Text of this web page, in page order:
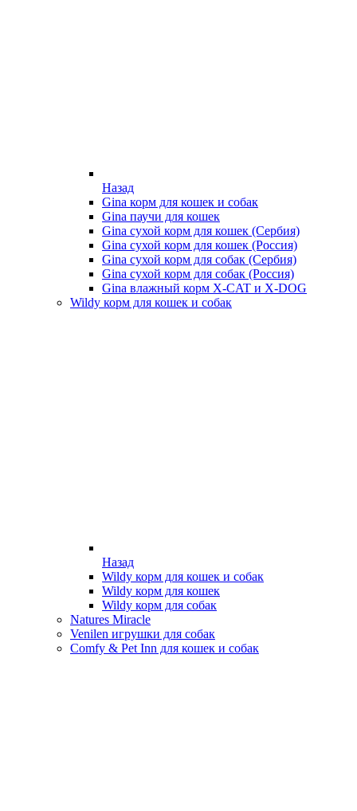
Назад
Gina корм для кошек и собак
Gina паучи для кошек
Gina сухой корм для кошек (Сербия)
Gina сухой корм для кошек (Россия)
Gina сухой корм для собак (Сербия)
Gina сухой корм для собак (Россия)
Gina влажный корм X-CAT и X-DOG
Wildy корм для кошек и собак
Назад
Wildy корм для кошек и собак
Wildy корм для кошек
Wildy корм для собак
Natures Miracle
Venilen игрушки для собак
Comfy & Pet Inn для кошек и собак